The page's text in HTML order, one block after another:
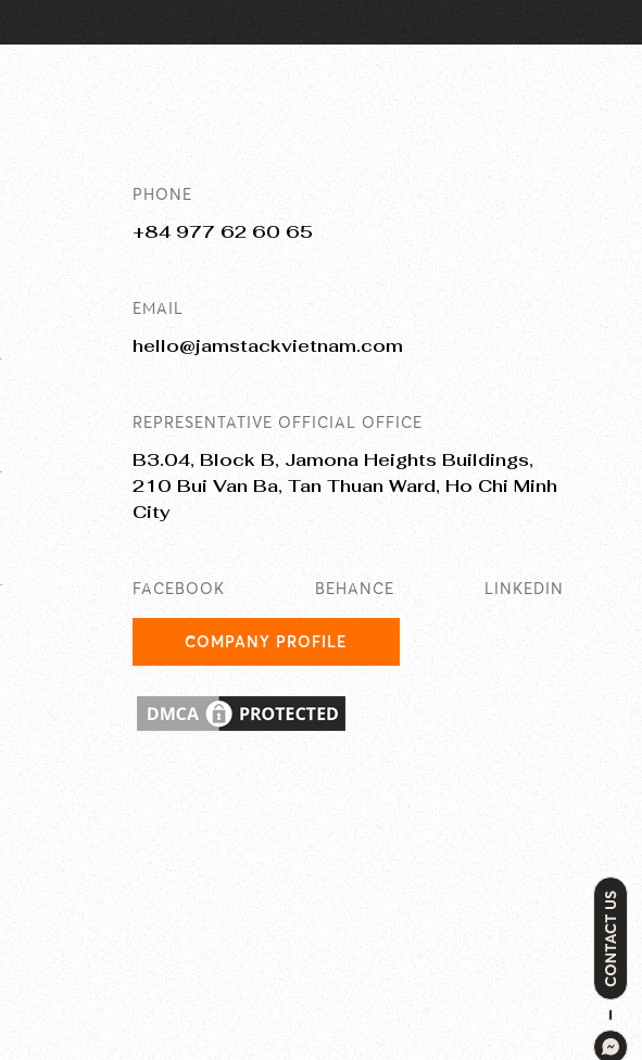
PHONE
+84 977 62 60 65
EMAIL
hello@jamstackvietnam.com
REPRESENTATIVE OFFICIAL OFFICE
B3.04, Block B, Jamona Heights Buildings,
210 Bui Van Ba, Tan Thuan Ward, Ho Chi Minh
City
FACEBOOK BEHANCE LINKEDIN
COMPANY PROFILE